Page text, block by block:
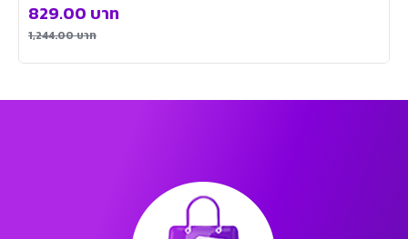
1,244.00บาท
829.00 บาท